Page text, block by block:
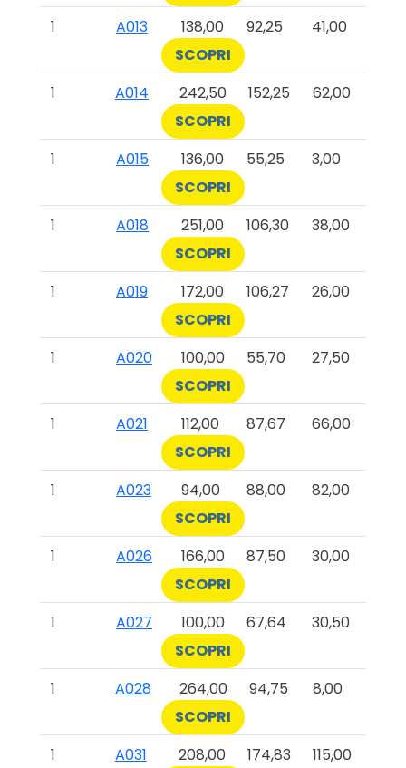
1
A013 138,00 92,25
41,00
SCOPRI
1
A014 242,50 152,25
62,00
SCOPRI
1
A015 136,00 55,25
3,00
SCOPRI
1
A018 251,00 106,30
38,00
SCOPRI
1
A019 172,00 106,27
26,00
SCOPRI
1
A020 100,00 55,70
27,50
SCOPRI
1
A021 112,00 87,67
66,00
SCOPRI
1
A023 94,00 88,00
82,00
SCOPRI
1
A026 166,00 87,50
30,00
SCOPRI
1
A027 100,00 67,64
30,50
SCOPRI
1
A028 264,00 94,75
8,00
SCOPRI
1
A031 208,00 174,83
115,00